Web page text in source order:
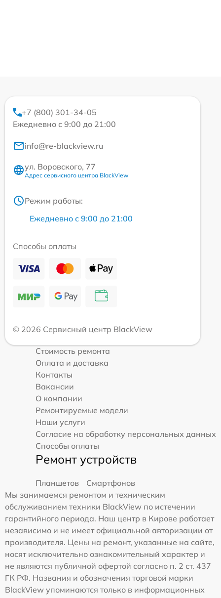
+7 (800) 301-34-05
Ежедневно с 9:00 до 21:00
info@re-blackview.ru
ул. Воровского, 77
Адрес сервисного центра BlackView
Режим работы:
Ежедневно с 9:00 до 21:00
Способы оплаты
© 2026 Сервисный центр BlackView
Стоимость ремонта
Оплата и доставка
Контакты
Вакансии
О компании
Ремонтируемые модели
Наши услуги
Согласие на обработку персональных данных
Способы оплаты
Ремонт устройств
Планшетов
Смартфонов
Мы занимаемся ремонтом и техническим
обслуживанием техники BlackView по истечении
гарантийного периода. Наш центр в Кирове работает
независимо и не имеет официальной авторизации от
производителя. Цены на ремонт, указанные на сайте,
носят исключительно ознакомительный характер и
не являются публичной офертой согласно п. 2 ст. 437
ГК РФ. Названия и обозначения торговой марки
BlackView упоминаются только в информационных